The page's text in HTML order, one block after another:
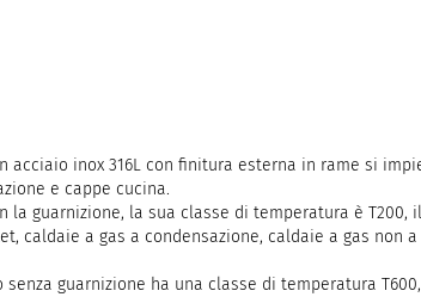
acciaio inox 316L con finitura esterna in rame si
e cappe cucina.
guarnizione, la sua classe di temperatura è
caldaie a gas a condensazione, caldaie a gas
guarnizione ha una classe di temperatura